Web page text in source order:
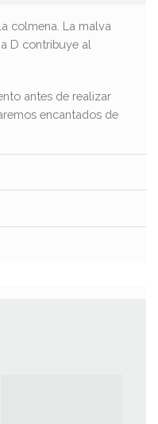
colmena. La malva
D contribuye al
antes de realizar
encantados de